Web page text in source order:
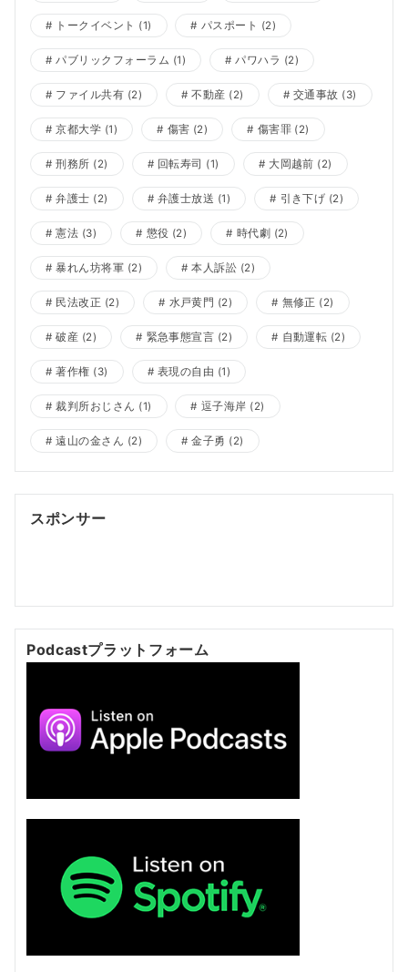
トークイベント (1) パスポート (2)
パブリックフォーラム (1) パワハラ (2)
ファイル共有 (2) 不動産 (2) 交通事故 (3)
京都大学 (1) 傷害 (2) 傷害罪 (2)
刑務所 (2) 回転寿司 (1) 大岡越前 (2)
弁護士 (2) 弁護士放送 (1) 引き下げ (2)
憲法 (3) 懲役 (2) 時代劇 (2)
暴れん坊将軍 (2) 本人訴訟 (2)
民法改正 (2) 水戸黄門 (2) 無修正 (2)
破産 (2) 緊急事態宣言 (2) 自動運転 (2)
著作権 (3) 表現の自由 (1)
裁判所おじさん (1) 逗子海岸 (2)
遠山の金さん (2) 金子勇 (2)
スポンサー
Podcastプラットフォーム